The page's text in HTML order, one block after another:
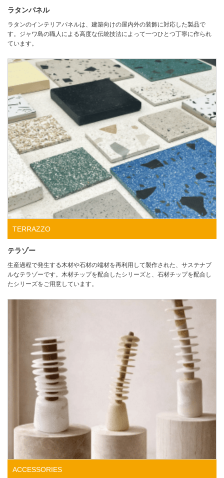
ラタンパネル
ラタンのインテリアパネルは、建築向けの屋内外の装飾に対応した製品で
す。ジャワ島の職人による高度な伝統技法によって一つひとつ丁寧に作られ
ています。
TERRAZZO
テラゾー
生産過程で発生する木材や石材の端材を再利用して製作された、サステナブ
ルなテラゾーです。木材チップを配合したシリーズと、石材チップを配合し
たシリーズをご用意しています。
ACCESSORIES